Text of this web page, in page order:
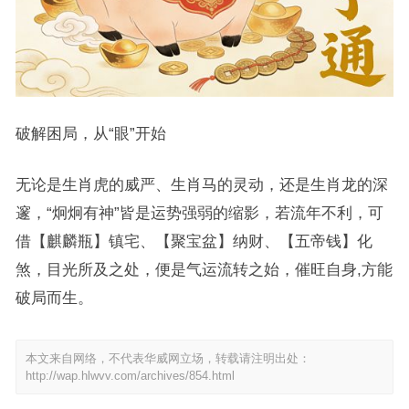
破解困局，从“眼”开始
无论是生肖虎的威严、生肖马的灵动，还是生肖龙的深
邃，“炯炯有神”皆是运势强弱的缩影，若流年不利，可
借【麒麟瓶】镇宅、【聚宝盆】纳财、【五帝钱】化
煞，目光所及之处，便是气运流转之始，催旺自身,方能
破局而生。
本文来自网络，不代表华威网立场，转载请注明出处：
http://wap.hlwvv.com/archives/854.html